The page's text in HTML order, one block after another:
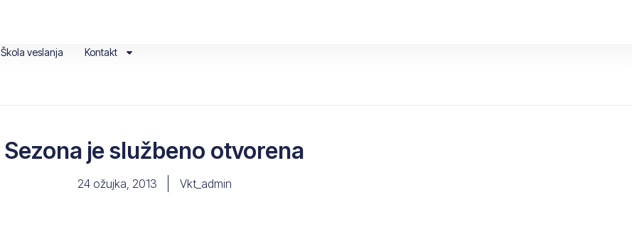
Škola veslanja Kontakt
Sezona je službeno otvorena
24 ožujka, 2013 Vkt_admin